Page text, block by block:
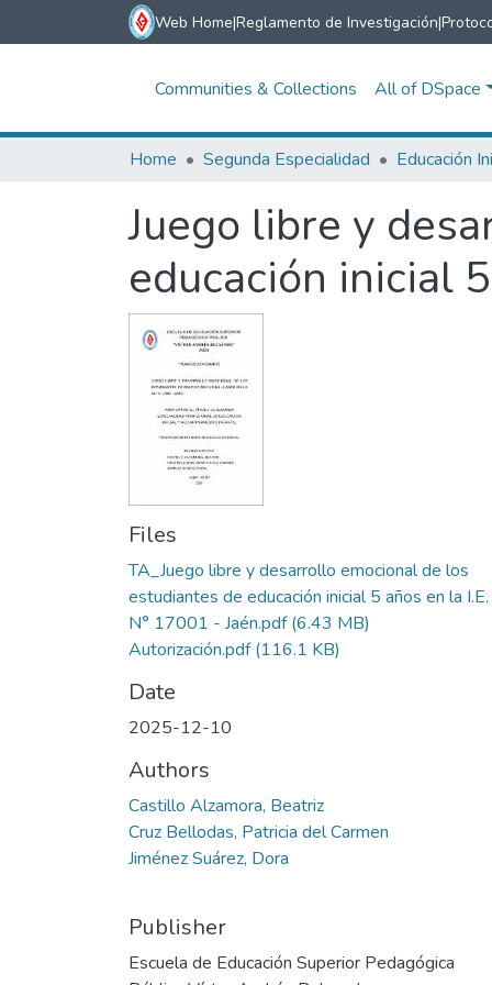
Web Home|Reglamento de Investigación|
Communities & Collections All of DSpace
Home Segunda Especialidad
Juego libre y
educación inicial
Files
TA_Juego libre y desarrollo emocional de los
estudiantes de educación inicial 5 años en la I.E.
N° 17001 - Jaén.pdf(6.43 MB)
Autorización.pdf(116.1 KB)
Date
2025-12-10
Authors
Castillo Alzamora, Beatriz
Cruz Bellodas, Patricia del Carmen
Jiménez Suárez, Dora
Publisher
Escuela de Educación Superior Pedagógica